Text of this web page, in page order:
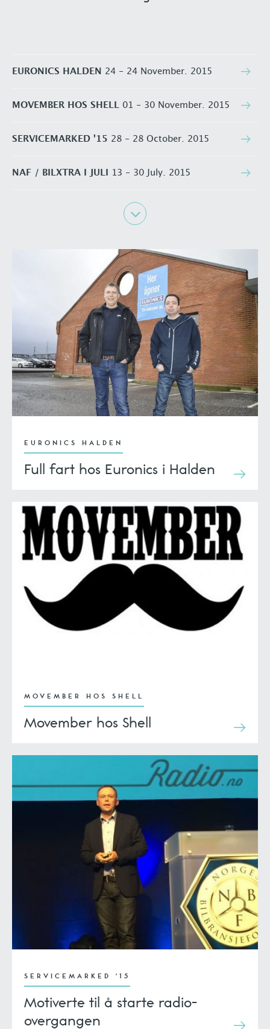
EURONICS HALDEN 24 - 24 November. 2015
MOVEMBER HOS SHELL 01 - 30 November. 2015
SERVICEMARKED '15 28 - 28 October. 2015
NAF / BILXTRA I JULI 13 - 30 July. 2015
EURONICS HALDEN
Full fart hos Euronics i Halden
MOVEMBER HOS SHELL
Movember hos Shell
SERVICEMARKED '15
Motiverte til å starte radio-
overgangen